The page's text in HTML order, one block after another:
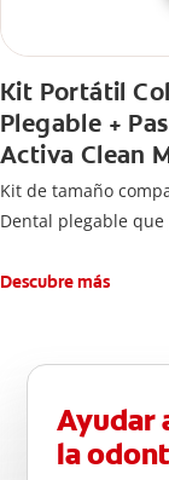
Kit Portátil
Plegable +
Activa Clean
Kit de tamaño
Dental plegable
Descubre más
Ayudar
la